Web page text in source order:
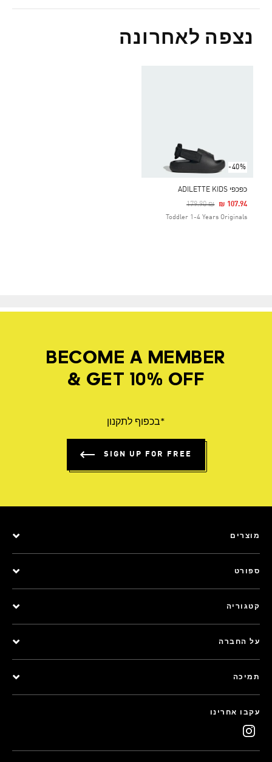
נצפה לאחרונה
-40%
כפכפי ADILETTE KIDS
Price Reduced From
₪ 179.90
To ₪ 107.94
Toddler 1-4 Years Originals
BECOME A MEMBER
& GET 10% OFF
*בכפוף לתקנון
SIGN UP FOR FREE
מוצרים
ספורט
קטגוריה
על החברה
תמיכה
עקבו אחרינו